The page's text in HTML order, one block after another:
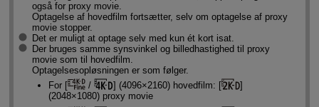
også for proxy movie.
Optagelse af hovedfilm fortsætter, selv om optagelse af proxy
movie stopper.
Det er muligt at optage selv med kun ét kort isat.
Der bruges samme synsvinkel og billedhastighed til proxy
movie som til hovedfilm.
Optagelsesopløsningen er som følger.
For [
/ ] (4096×2160) hovedfilm: [
]
(2048×1080) proxy movie